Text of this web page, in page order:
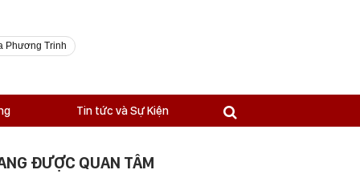
Phương Trinh
Tin tức và Sự Kiện
ĐƯỢC QUAN TÂM